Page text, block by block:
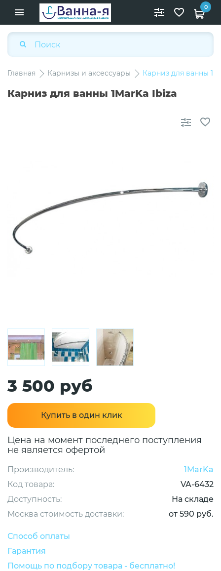
0
Главная Карнизы и аксессуары Карниз для ванны
Карниз для ванны 1MarKa Ibiza
3 500 руб
Купить в один клик
Цена на момент последнего поступления
не является офертой
Производитель:
1MarKa
Код товара:
VA-6432
Доступность:
На складе
Москва стоимость доставки:
от 590 руб.
Способ оплаты
Гарантия
Помощь по подбору товара - бесплатно!